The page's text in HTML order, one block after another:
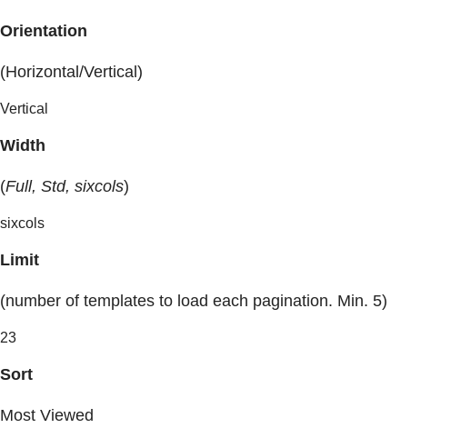
Orientation
(Horizontal/Vertical)
Vertical
Width
(Full, Std, sixcols)
sixcols
Limit
(number of templates to load each pagination. Min. 5)
23
Sort
Most Viewed